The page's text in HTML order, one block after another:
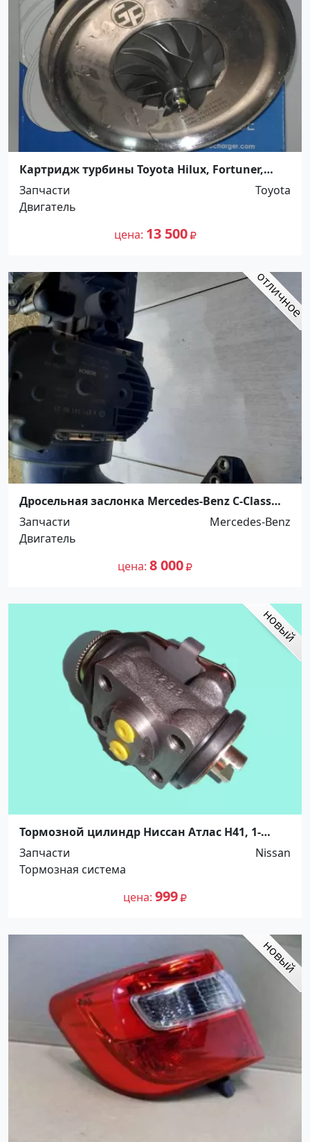
Картридж турбины Toyota Hilux, Fortuner,
Land Cruiser Prado 1 20, Land Cruiser Prado 150,
1KD-FTV CT16V Краснодар
Запчасти
Toyota
Двигатель
цена 13 500
Дросельная заслонка Mercedes-Benz C-Class
W204 2007 Армавир
Запчасти
Mercedes-Benz
Двигатель
цена 8 000
Тормозной цилиндр Ниссан Атлас H41, 1-
1/16", YAMASIDA. Распродажа! Краснодар
Запчасти
Nissan
Тормозная система
цена 999